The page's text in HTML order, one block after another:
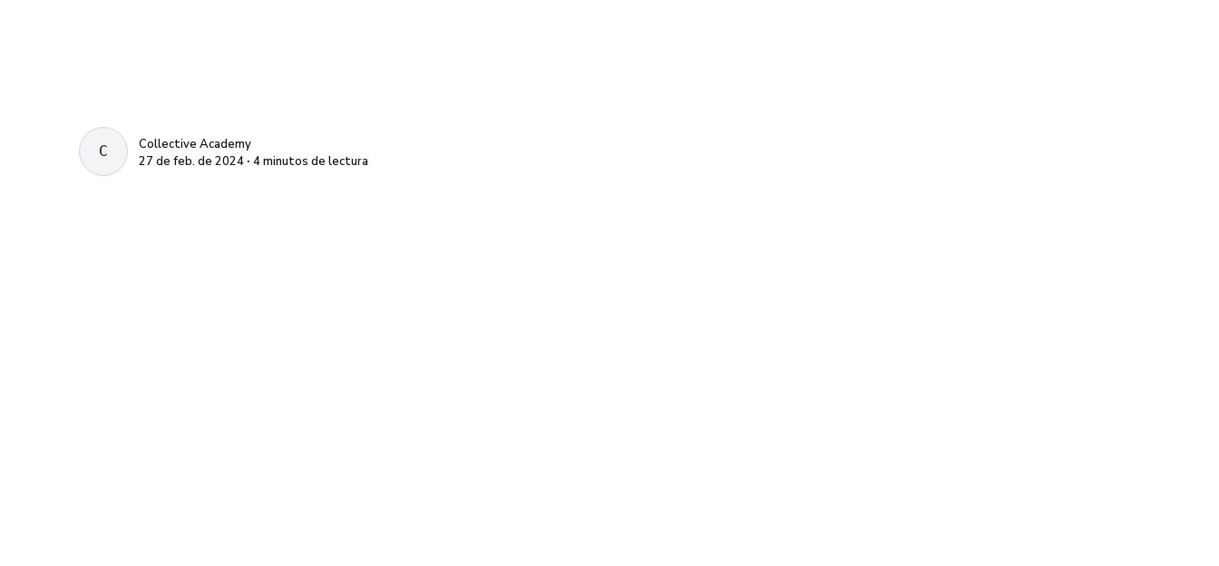
COLLECTIVE ACADEMY
Collective Academy
27 de feb. de 2024 ∙ 4 minutos de lectura